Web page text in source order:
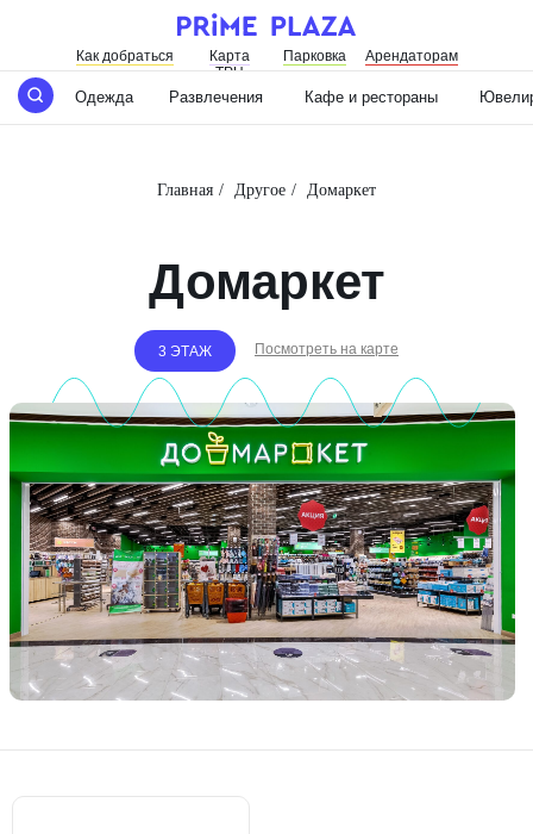
Как добраться
Карта
ТРЦ
Арендаторам
Парковка
Развлечения Кафе и рестораны
Одежда
Главная / Другое / Домаркет
Домаркет
3 ЭТАЖ Посмотреть на карте